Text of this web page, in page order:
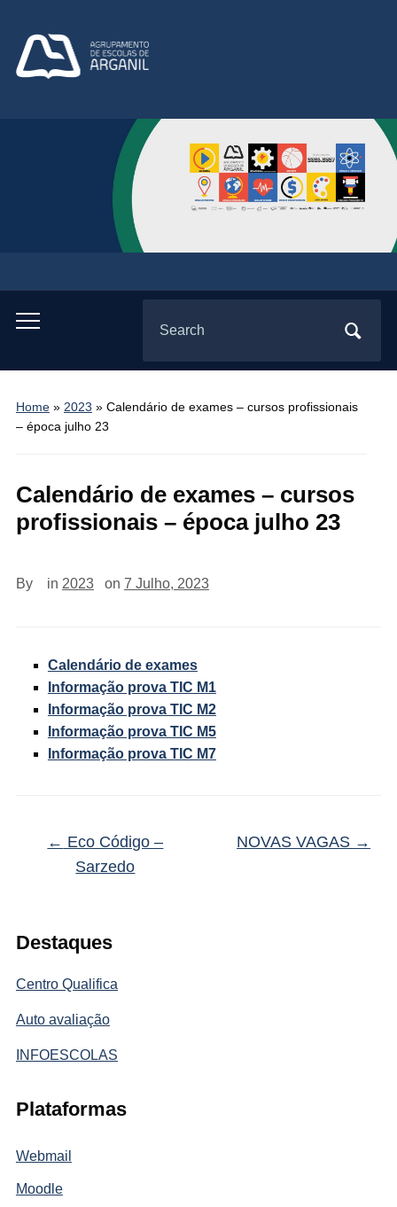
Toggle
menu
for:
Home» 2023 » Calendário de exames – cursos profissionais
– época julho 23
Destaques
Centro Qualifica
Auto avaliação
INFOESCOLAS
Plataformas
Webmail
Moodle
Calendário de exames – cursos
profissionais – época julho 23
By in 2023 on 7 Julho, 2023
Calendário de exames
Informação prova TIC M1
Informação prova TIC M2
Informação prova TIC M5
Informação prova TIC M7
← Eco Código –
Sarzedo
NOVAS VAGAS →